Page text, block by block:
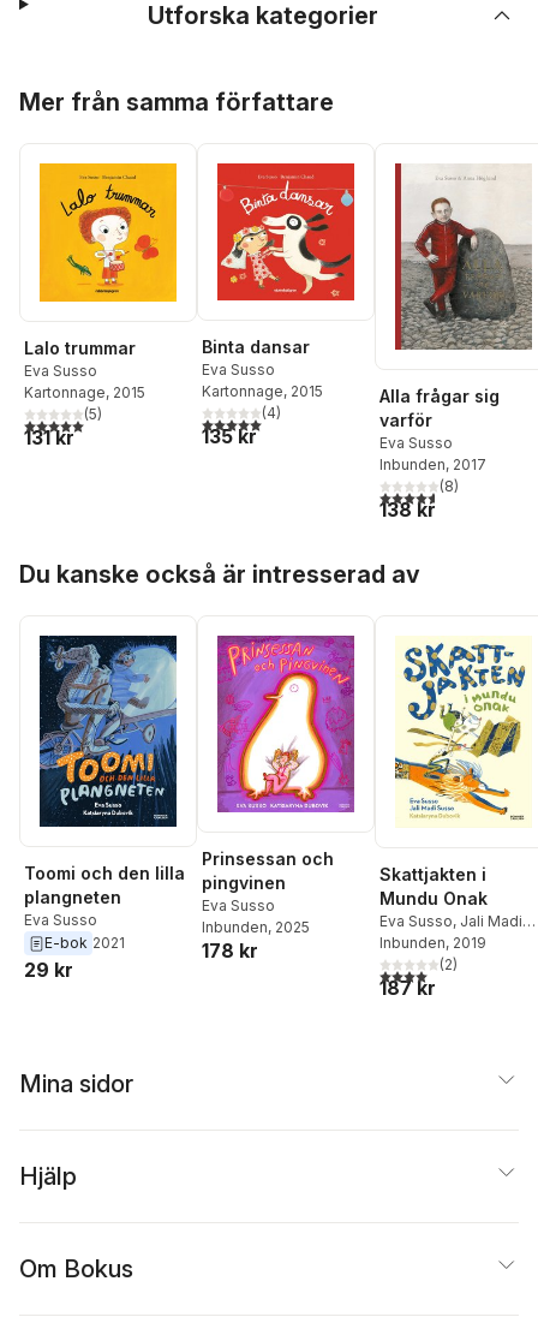
Utforska kategorier
Mer från samma författare
Lalo trummar
Eva Susso
Kartonnage, 2015
5,0utav 5 stjärnor. Totalt antal röster:
(5)
131 kr
Binta dansar
Eva Susso
Kartonnage, 2015
5,0utav 5 stjärnor. Totalt antal röster:
(4)
135 kr
Alla frågar sig
varför
Eva Susso
Inbunden, 2017
4,6utav 5 stjärnor.
(8)
138 kr
Du kanske också är intresserad av
Toomi och den lilla
plangneten
Eva Susso
E-bok 2021
29 kr
Prinsessan och
pingvinen
Eva Susso
Inbunden, 2025
178 kr
Skattjakten i
Mundu Onak
Eva Susso, Jali Madi
Susso
Inbunden, 2019
4,0utav 5 stjärnor.
(2)
187 kr
Mina sidor
Hjälp
Om Bokus